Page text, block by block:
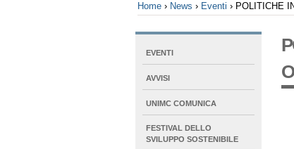
Home › News › Eventi › POLITICHE
EXTENDED
EVENTI
AVVISI
UNIMC COMUNICA
FESTIVAL DELLO
SVILUPPO SOSTENIBILE